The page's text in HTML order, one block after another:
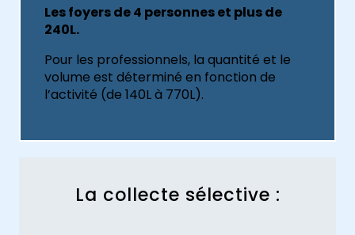
Les foyers de 4 personnes et plus de
240L.
Pour les professionnels, la quantité et le
volume est déterminé en fonction de
l’activité (de 140L à 770L).
La collecte sélective :